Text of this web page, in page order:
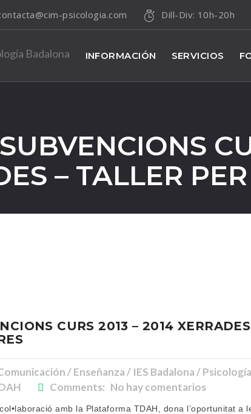
psicologia.com Dill-Div: 10h-20h
INFORMACIÓN SERVICIOS
– TALLER
CURS 2013 – 2014
/ Enseñanza / IES Badalona /
Comments: No hay comentarios
amb la Plataforma TDAH, dona l’oportunitat a